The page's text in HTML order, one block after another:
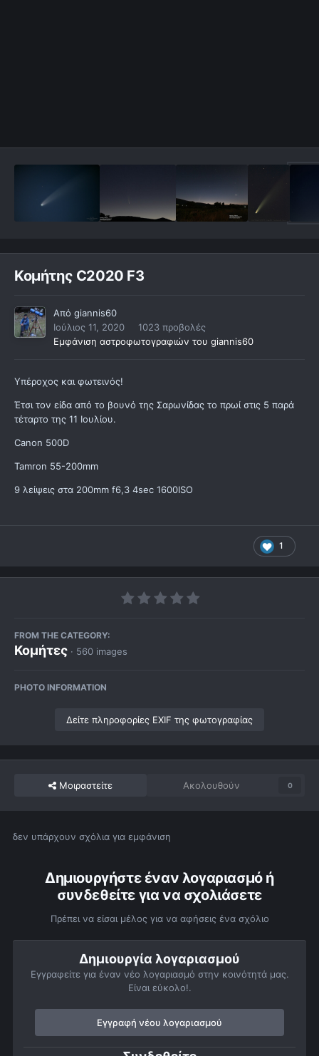
Κομήτης C2020 F3
Από giannis60
Ιούλιος 11, 2020
1023 προβολές
Εμφάνιση αστροφωτογραφιών του giannis60
Υπέροχος και φωτεινός!
Έτσι τον είδα από το βουνό της Σαρωνίδας το πρωί στις 5 παρά
τέταρτο της 11 Ιουλίου.
Canon 500D
Tamron 55-200mm
9 λείψεις στα 200mm f6,3 4sec 1600ISO
1
FROM THE CATEGORY:
Κομήτες · 560 images
PHOTO INFORMATION
Δείτε πληροφορίες EXIF της φωτογραφίας
Μοιραστείτε Ακολουθούν 0
δεν υπάρχουν σχόλια για εμφάνιση
Δημιουργήστε έναν λογαριασμό ή
συνδεθείτε για να σχολιάσετε
Πρέπει να είσαι μέλος για να αφήσεις ένα σχόλιο
Δημιουργία λογαριασμού
Εγγραφείτε για έναν νέο λογαριασμό στην κοινότητά μας.
Είναι εύκολο!.
Εγγραφή νέου λογαριασμού